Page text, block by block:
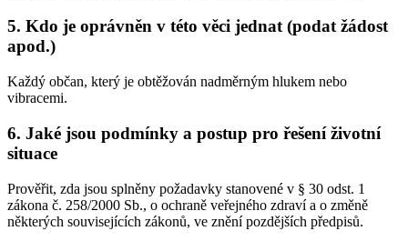
5. Kdo je oprávněn v této věci jednat (podat žádost
apod.)
Každý občan, který je obtěžován nadměrným hlukem nebo
vibracemi.
6. Jaké jsou podmínky a postup pro řešení životní
situace
Prověřit, zda jsou splněny požadavky stanovené v § 30 odst. 1
zákona č. 258/2000 Sb., o ochraně veřejného zdraví a o změně
některých souvisejících zákonů, ve znění pozdějších předpisů.